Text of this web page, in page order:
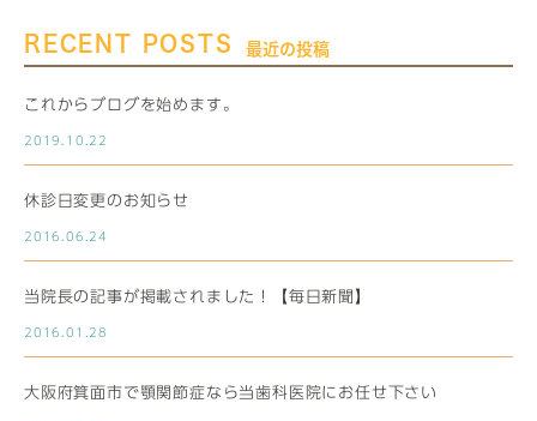
RECENT POSTS 最近の投稿
これからブログを始めます。
2019.10.22
休診日変更のお知らせ
2016.06.24
当院長の記事が掲載されました！【毎日新聞】
2016.01.28
大阪府箕面市で顎関節症なら当歯科医院にお任せ下さい